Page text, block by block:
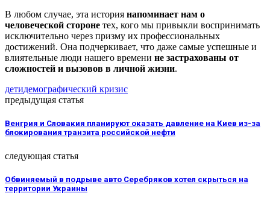
В любом случае, эта история напоминает нам о
человеческой стороне тех, кого мы привыкли воспринимать
исключительно через призму их профессиональных
достижений. Она подчеркивает, что даже самые успешные и
влиятельные люди нашего времени не застрахованы от
сложностей и вызовов в личной жизни.
детидемографический кризис
предыдущая статья
Венгрия и Словакия планируют оказать давление на Киев из-за
блокирования транзита российской нефти
следующая статья
Обвиняемый в подрыве авто Серебряков хотел скрыться на
территории Украины